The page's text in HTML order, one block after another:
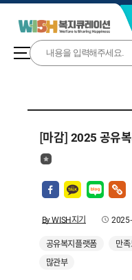
[마감] 2025 공유
By WISH지기
공유복지플랫폼
만
많관부